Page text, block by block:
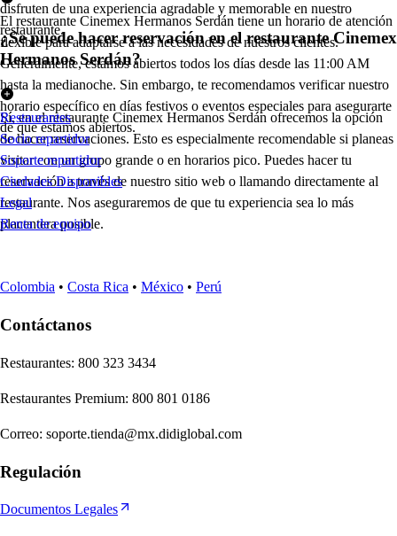
disfruten de una experiencia agradable y memorable en nuestro
restaurante.
El restaurante Cinemex Hermanos Serdán tiene un horario de atención
flexible para adaptarse a las necesidades de nuestros clientes.
Generalmente, estamos abiertos todos los días desde las 11:00 AM
hasta la medianoche. Sin embargo, te recomendamos verificar nuestro
horario específico en días festivos o eventos especiales para asegurarte
de que estamos abiertos.
¿Se puede hacer reservación en el restaurante Cinemex
Hermanos Serdán?
Sí, en el restaurante Cinemex Hermanos Serdán ofrecemos la opción
de hacer reservaciones. Esto es especialmente recomendable si planeas
visitar con un grupo grande o en horarios pico. Puedes hacer tu
reservación a través de nuestro sitio web o llamando directamente al
restaurante. Nos aseguraremos de que tu experiencia sea lo más
placentera posible.
Restaurantes
Socio repartidor
Soporte repartidor
Ciudades Disponibles
Legal
Renta de equipo
Colombia • Costa Rica • México • Perú
Contáctanos
Restaurantes: 800 323 3434
Restaurantes Premium: 800 801 0186
Correo: soporte.tienda@mx.didiglobal.com
Regulación
Documentos Legales